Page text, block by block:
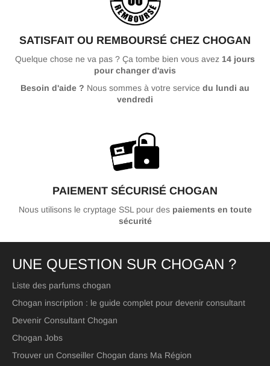
SATISFAIT OU REMBOURSÉ CHEZ CHOGAN
Quelque chose ne va pas ? Ça tombe bien vous avez 14 jours
pour changer d'avis
Besoin d'aide ? Nous sommes à votre service du lundi au
vendredi
PAIEMENT SÉCURISÉ CHOGAN
Nous utilisons le cryptage SSL pour des paiements en toute
sécurité
UNE QUESTION SUR CHOGAN ?
Liste des parfums chogan
Chogan inscription : le guide complet pour devenir consultant
Devenir Consultant Chogan
Chogan Jobs
Trouver un Conseiller Chogan dans Ma Région